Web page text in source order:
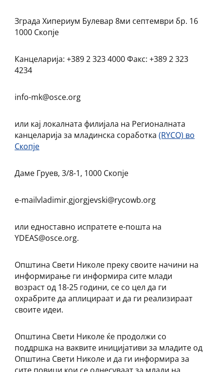
Зграда Хипериум Булевар 8ми септември бр. 16
1000 Скопје
Канцеларија: +389 2 323 4000 Факс: +389 2 323
4234
info-mk@osce.org
или кај локалната филијала на Регионалната
канцеларија за младинска соработка (RYCO) во
Скопје
Даме Груев, 3/8-1, 1000 Скопје
e-mailvladimir.gjorgjevski@rycowb.org
или едноставно испратете е-пошта на
YDEAS@osce.org.
Општина Свети Николе преку своите начини на
информирање ги информира сите млади
возраст од 18-25 години, се со цел да ги
охрабрите да аплицираат и да ги реализираат
своите идеи.
Општина Свети Николе ќе продолжи со
поддршка на ваквите иницијативи за младите од
Општина Свети Николе и да ги информира за